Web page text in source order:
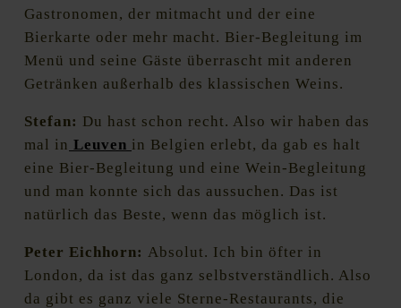
Gastronomen, der mitmacht und der eine
Bierkarte oder mehr macht. Bier-Begleitung im
Menü und seine Gäste überrascht mit anderen
Getränken außerhalb des klassischen Weins.
Stefan: Du hast schon recht. Also wir haben das
mal in Leuven in Belgien erlebt, da gab es halt
eine Bier-Begleitung und eine Wein-Begleitung
und man konnte sich das aussuchen. Das ist
natürlich das Beste, wenn das möglich ist.
Peter Eichhorn: Absolut. Ich bin öfter in
London, da ist das ganz selbstverständlich. Also
da gibt es ganz viele Sterne-Restaurants, die